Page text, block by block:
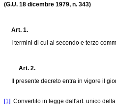
(G.U. 18 dicembre 1979, n. 343)
Art. 1.
I termini di cui al secondo e terzo
Art. 2.
Il presente decreto entra in vigore il
[1] Convertito in legge dall'art. unico della